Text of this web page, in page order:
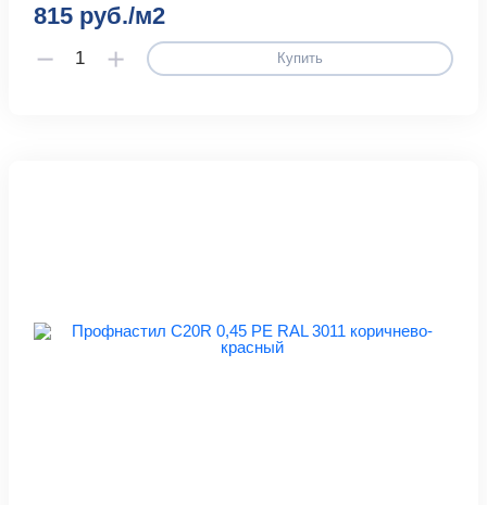
815 руб./м2
Купить